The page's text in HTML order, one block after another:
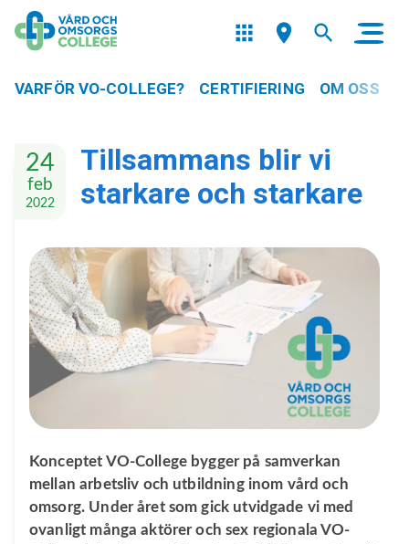
VARFÖR VO-COLLEGE? CERTIFIERING OM OSS
24
feb
2022
Tillsammans blir vi
starkare och starkare
Konceptet VO-College bygger på samverkan
mellan arbetsliv och utbildning inom vård och
omsorg. Under året som gick utvidgade vi med
ovanligt många aktörer och sex regionala VO-